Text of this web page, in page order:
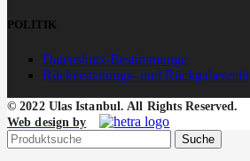
POLITIK
Datenshutz-Bestimmunge
Rückerstattungs- und Rückgaberecht
© 2022 Ulas Istanbul. All Rights Reserved.
Web design by
Suche